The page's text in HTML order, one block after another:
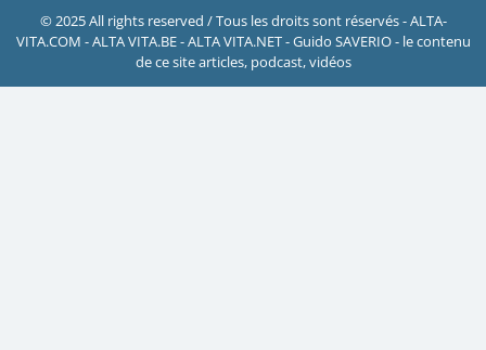
© 2025 All rights reserved / Tous les droits sont réservés - ALTA-
VITA.COM - ALTA VITA.BE - ALTA VITA.NET - Guido SAVERIO - le contenu
de ce site articles, podcast, vidéos